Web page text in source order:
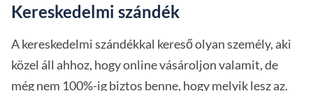
Kereskedelmi szándék
A kereskedelmi szándékkal kereső olyan személy, aki
közel áll ahhoz, hogy online vásároljon valamit, de
még nem 100%-ig biztos benne, hogy melyik lesz az.